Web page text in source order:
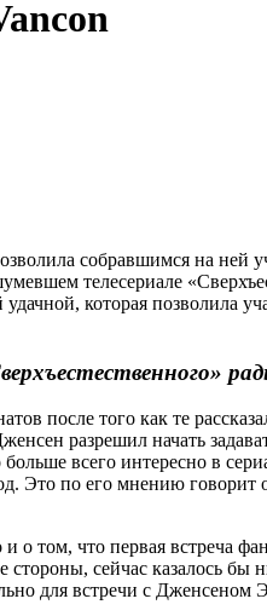
собравшимся на
телесериале
которая позволила
после того как те
разрешил начать
больше всего интересно в
Это по его мнению
о том, что первая встреча
стороны, сейчас казалось
для встречи с